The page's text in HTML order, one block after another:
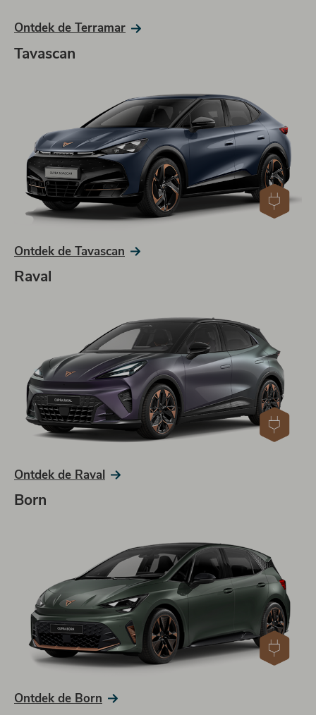
Ontdek de Terramar
Tavascan
Ontdek de Tavascan
Raval
Ontdek de Raval
Born
Ontdek de Born